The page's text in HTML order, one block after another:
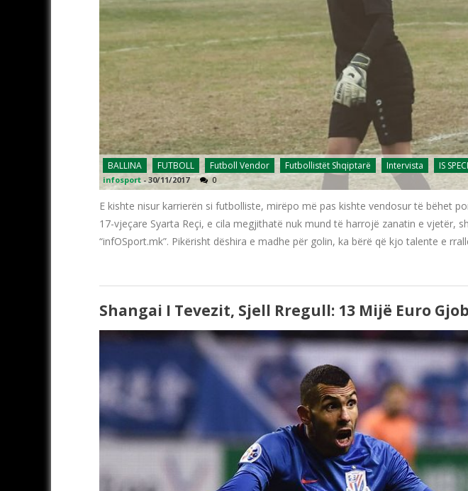
BALLINA FUTBOLL Futboll Vendor Futbollistët Shqiptarë Intervista IS
infosport -30/11/2017 0
E kishte nisur karrierën si futbolliste, mirëpo më pas kishte vendosur të bëhet
17-vjeçare Syarta Reçi, e cila megjithatë nuk mund të harrojë zanatin e vjetër,
“infOSport.mk”. Pikërisht dëshira e madhe për golin, ka bërë që kjo talente e
Shangai I Tevezit, Sjell Rregull: 13 Mijë Euro